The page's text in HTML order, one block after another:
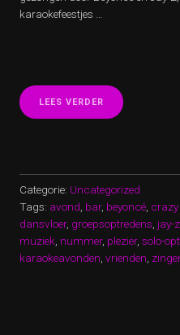
karaokefeestjes …
LEES VERDER “BELEEF
EEN
CRAZY
IN
LOVE
KARAOKE!”
Categorie: Uncategorized
Tags: avond bar, beyoncé crazy
dansvloer, groepsoptredens jay-z
muziek nummer, plezier, solo-
karaokeavonden vrienden